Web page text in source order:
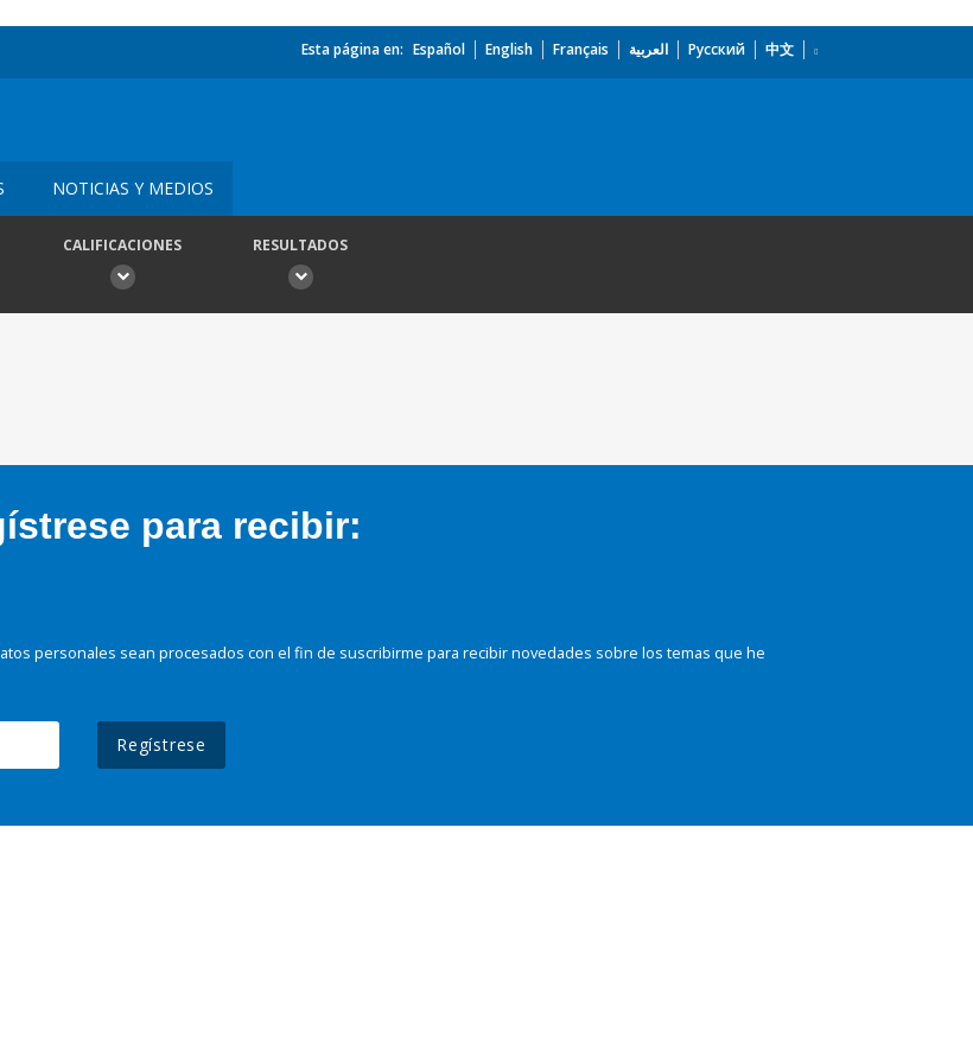
Esta página en: Español English Français العربية Русский 中文
NOTICIAS Y MEDIOS
CALIFICACIONES RESULTADOS
para recibir:
personales sean procesados con el fin de suscribirme para recibir novedades sobre los temas que he
Regístrese